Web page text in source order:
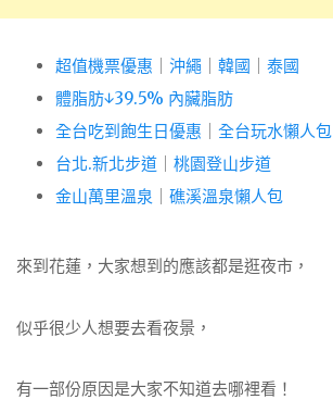
超值機票優惠 沖繩 韓國
泰國
體脂肪↓39.5% 內臟脂肪
全台吃到飽生日優惠
全台玩水懶人包
台北.新北步道
桃園登山步道
金山萬里溫泉
礁溪溫泉懶人包
來到花蓮，大家想到的應該都是逛夜市，
似乎很少人想要去看夜景，
有一部份原因是大家不知道去哪裡看！